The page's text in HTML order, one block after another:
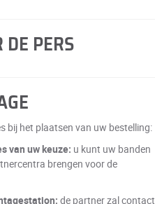
DE PERS
bij het plaatsen van uw bestelling:
van uw keuze: u kunt uw banden
brengen voor de
de partner zal contact